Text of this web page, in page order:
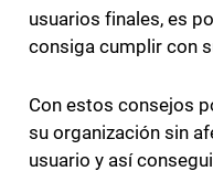
usuarios finales, es
consiga cumplir con
Con estos consejos
su organización sin
usuario y así